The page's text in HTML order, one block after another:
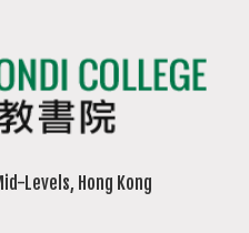
Levels, Hong Kong